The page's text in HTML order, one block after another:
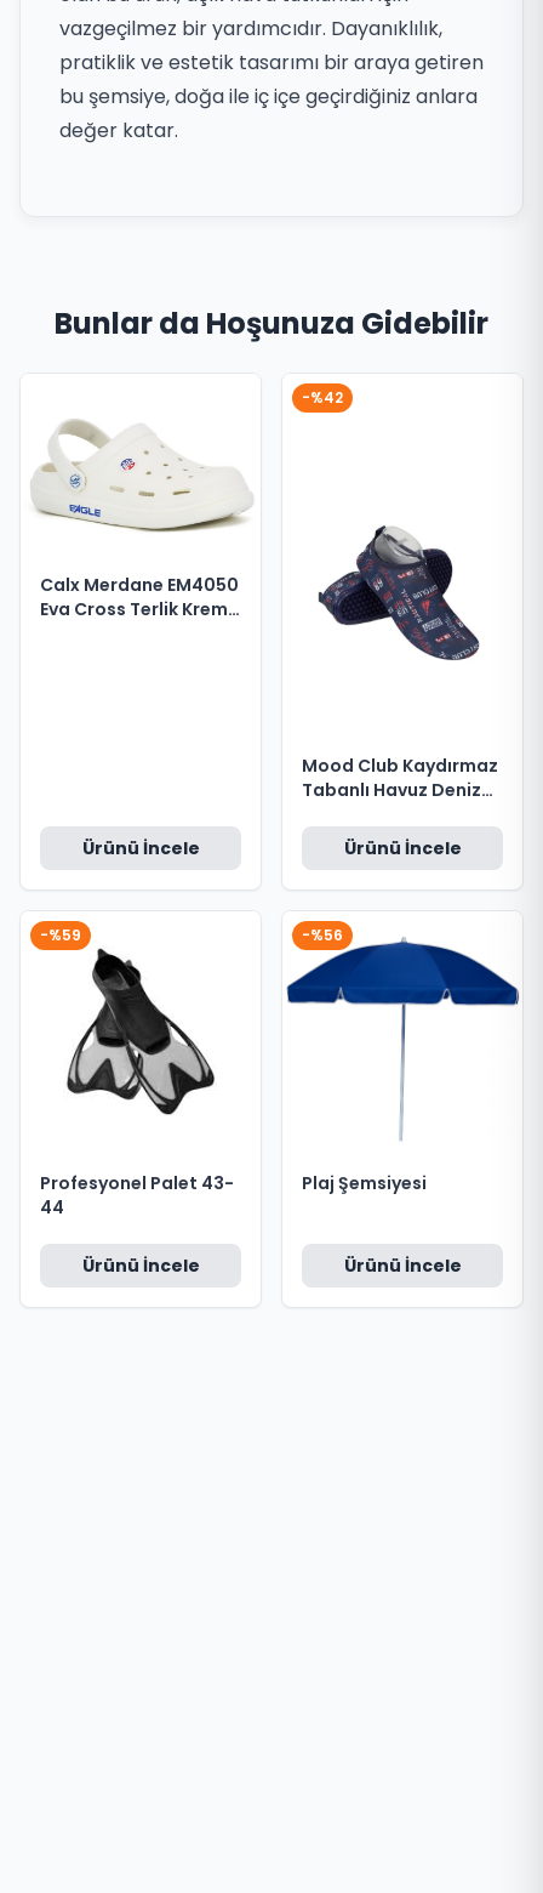
vazgeçilmez bir yardımcıdır. Dayanıklılık,
pratiklik ve estetik tasarımı bir araya getiren
bu şemsiye, doğa ile iç içe geçirdiğiniz anlara
değer katar.
Bunlar da Hoşunuza Gidebilir
Calx Merdane EM4050
Eva Cross Terlik Krem
Ürünü İncele
-%42
Mood Club Kaydırmaz
Tabanlı Havuz Deniz
Ürünü İncele
-%59
Profesyonel Palet 43-
44
Ürünü İncele
-%56
Plaj Şemsiyesi
Ürünü İncele